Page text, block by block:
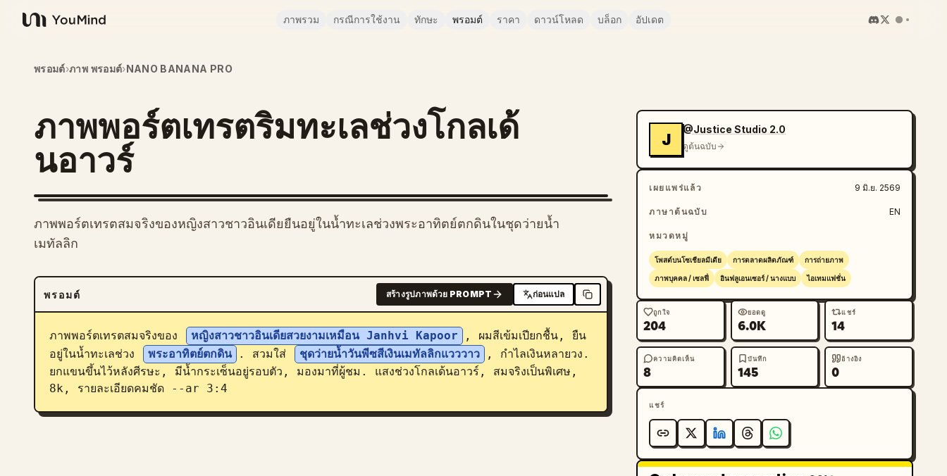
YouMind
ภาพรวม กรณีการใช้งาน ทักษะ พรอมต์ ราคา ดาวน์โหลด บล็อก อัปเดต
พรอมต์›ภาพ พรอมต์›NANO BANANA PRO
ภาพพอร์ตเทรตริมทะเลช่วงโกลเด้
นอาวร์
ภาพพอร์ตเทรตสมจริงของหญิงสาวชาวอินเดียยืนอยู่ในน้ำทะเลช่วงพระอาทิตย์ตกดินในชุดว่ายน้ำ
เมทัลลิก
พรอมต์ สร้างรูปภาพด้วย PROMPT ก่อนแปล
ภาพพอร์ตเทรตสมจริงของ หญิงสาวชาวอินเดียสวยงามเหมือน Janhvi Kapoor
, ผมสีเข้มเปียกชื้น, ยืน
อยู่ในน้ำทะเลช่วง
พระอาทิตย์ตกดิน . สวมใส่ ชุดว่ายน้ำวันพีซสีเงินเมทัลลิกแวววาว
, กำไลเงินหลายวง.
ยกแขนขึ้นไว้หลังศีรษะ, มีน้ำกระเซ็นอยู่รอบตัว, มองมาที่ผู้ชม. แสงช่วงโกลเด้นอาวร์, สมจริงเป็นพิเศษ,
8k, รายละเอียดคมชัด --ar 3:4
J
@Justice Studio 2.0
ดูต้นฉบับ
เผยแพร่แล้ว 9 มิ.ย. 2569
ภาษาต้นฉบับ EN
หมวดหมู่
โพสต์บนโซเชียลมีเดีย การตลาดผลิตภัณฑ์ การถ่ายภาพ
ภาพบุคคล / เซลฟี่ อินฟลูเอนเซอร์ / นางแบบ ไอเทมแฟชั่น
ถูกใจ
204
ยอดดู
6.0K
แชร์
14
ความคิดเห็น
8
บันทึก
145
อ้างอิง
0
แชร์